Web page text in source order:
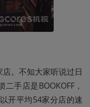
。不知大家听说过日
手店是BOOKOFF，
开平均54家分店的速